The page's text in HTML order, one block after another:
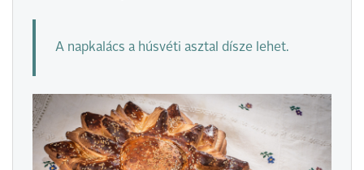
A napkalács a húsvéti asztal dísze lehet.